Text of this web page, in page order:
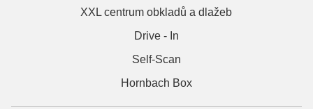
XXL centrum obkladů a dlažeb
Drive - In
Self-Scan
Hornbach Box